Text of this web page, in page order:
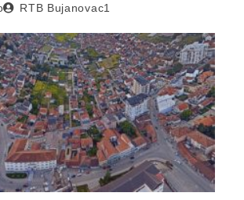
RTB Bujanovac1